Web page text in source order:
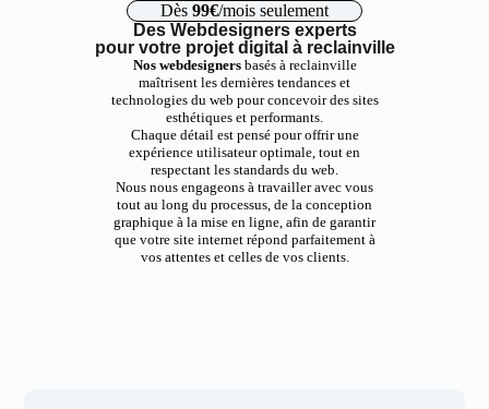
Dès 99€/mois seulement
Des Webdesigners experts
pour votre projet digital à reclainville
Nos webdesignersbasés à reclainville
maîtrisent les dernières tendances et
technologies du web pour concevoir des sites
esthétiques et performants.
Chaque détail est pensé pour offrir une
expérience utilisateur optimale, tout en
respectant les standards du web.
Nous nous engageons à travailler avec vous
tout au long du processus, de la conception
graphique à la mise en ligne, afin de garantir
que votre site internet répond parfaitement à
vos attentes et celles de vos clients.